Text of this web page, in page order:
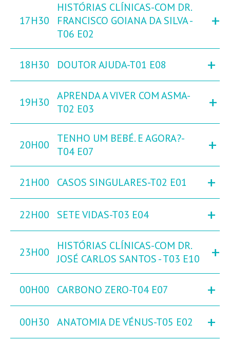
17H30
HISTÓRIAS CLÍNICAS-COM DR.
FRANCISCO GOIANA DA SILVA -
T06 E02
+
18H30 DOUTOR AJUDA-T01 E08 +
19H30
APRENDA A VIVER COM ASMA-
T02 E03
+
20H00
TENHO UM BEBÉ. E AGORA?-
T04 E07
+
21H00 CASOS SINGULARES-T02 E01 +
22H00 SETE VIDAS-T03 E04 +
23H00
HISTÓRIAS CLÍNICAS-COM DR.
JOSÉ CARLOS SANTOS - T03 E10
+
00H00 CARBONO ZERO-T04 E07 +
00H30 ANATOMIA DE VÉNUS-T05 E02 +